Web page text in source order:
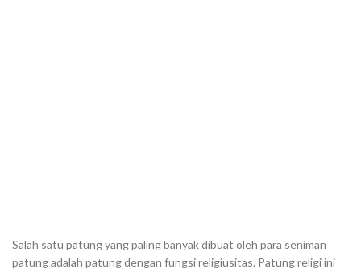
Salah satu patung yang paling banyak dibuat oleh para seniman
patung adalah patung dengan fungsi religiusitas. Patung religi ini